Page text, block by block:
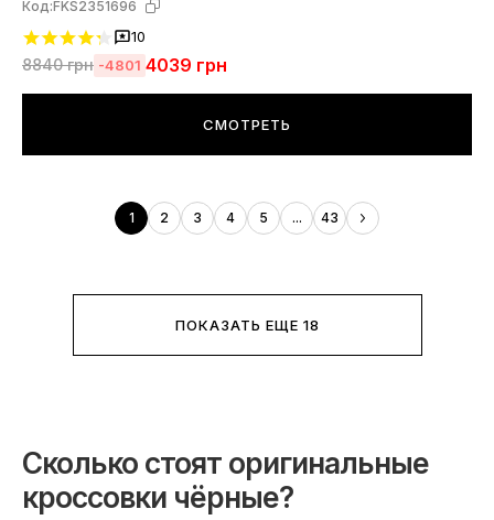
Код:FKS2351696
10
8840грн -4801 4039 грн
СМОТРЕТЬ
1 2 3 4 5 ... 43
ПОКАЗАТЬ ЕЩЕ 18
Сколько стоят оригинальные
кроссовки чёрные?